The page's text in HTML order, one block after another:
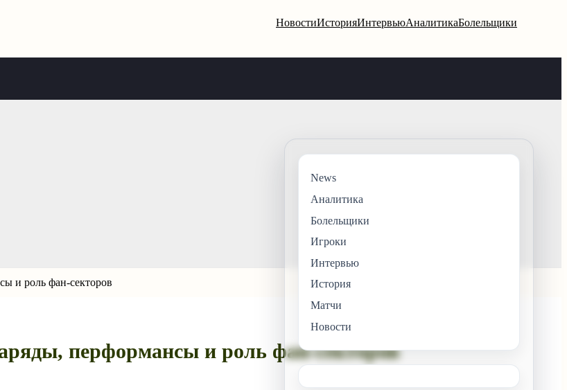
НовостиИсторияИнтервьюАналитикаБолельщики
и роль фан-секторов
перформансы и роль фан-секторов
News
Аналитика
Болельщики
Игроки
Интервью
История
Матчи
Новости